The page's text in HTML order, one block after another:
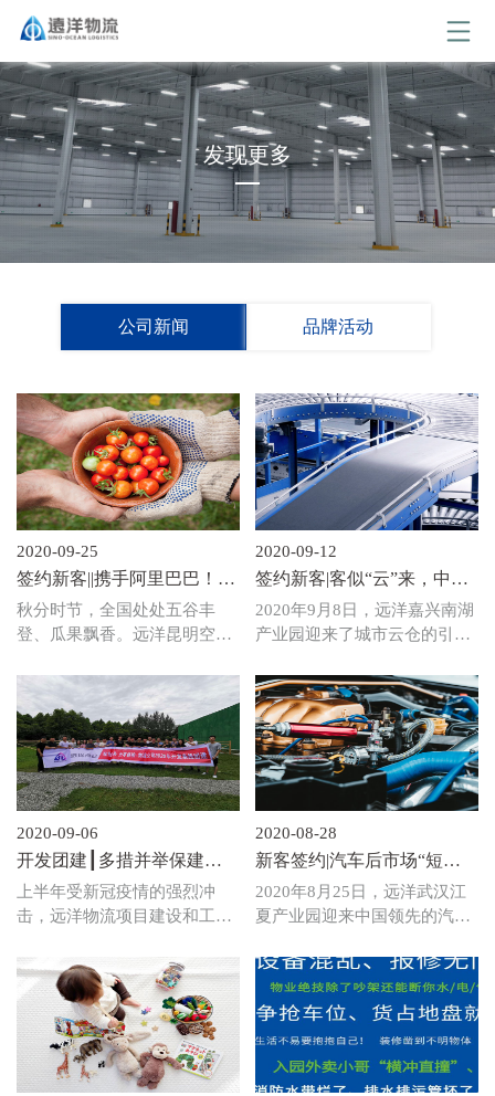
发现更多
公司新闻 品牌活动
2020-09-25
签约新客||携手阿里巴巴！聚
合供应链能力 开启助农新模
式
秋分时节，全国处处五谷丰
登、瓜果飘香。远洋昆明空港
字农业事业部（以下简称“阿
里数农”）的成功入驻。通过
与阿里数农的携手，远洋物流
将在农产品市场发挥供应链端
的作用，加速当地数字农业的
发展，助力农业产业链条全面
升级。
2020-09-12
签约新客|客似“云”来，中通
云仓落户南湖；高
朋“满”座，嘉兴项目正式满
租
2020年9月8日，远洋嘉兴南湖
产业园迎来了城市云仓的引领
司中通诚配的成功入驻，远洋
物流在加码智慧物流建设，助
力打造“数字中国”的产业布局
上又添新彩。随着中通云仓的
入驻，远洋嘉兴南湖产业园成
功满租，告别“战疫”阴霾，在
复工复产后实现4个月1满租的
佳绩！
2020-09-06
开发团建┃多措并举保建设
有的放矢促发展
上半年受新冠疫情的强烈冲
击，远洋物流项目建设和工程
战，在全体工程人员团结一
心、攻坚克难下，参照2020年
重点工程项目建设的节点计
划，科学制定在建项目复工复
建方案，一手严抓疫情防控，
一手严控施工安全，稳步有序
2020-08-28
新客签约|汽车后市场“短、
频、快”的佼佼者非他莫属！
2020年8月25日，远洋武汉江
夏产业园迎来中国领先的汽车
驻，开启了远洋物流在汽车后
市场的业务新征程，为共建汽
配物流良好生态圈贡献力量！